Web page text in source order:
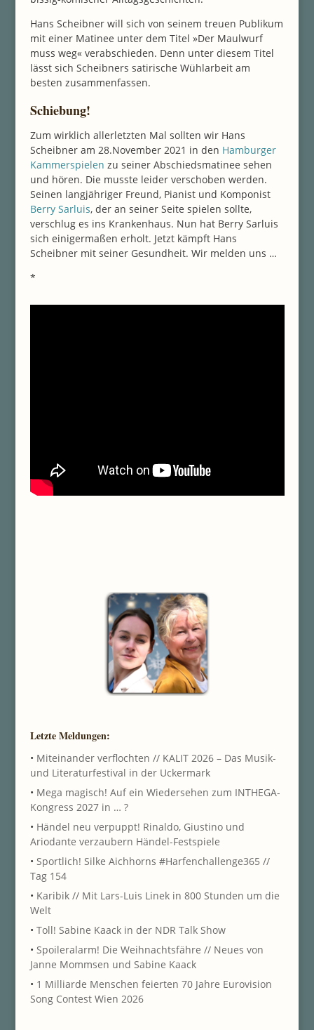
Hans Scheibner will sich von seinem treuen Publikum
mit einer Matinee unter dem Titel »Der Maulwurf
muss weg« verabschieden. Denn unter diesem Titel
lässt sich Scheibners satirische Wühlarbeit am
besten zusammenfassen.
Schiebung!
Zum wirklich allerletzten Mal sollten wir Hans
Scheibner am 28.November 2021 in den Hamburger
Kammerspielen zu seiner Abschiedsmatinee sehen
und hören. Die musste leider verschoben werden.
Seinen langjähriger Freund, Pianist und Komponist
Berry Sarluis, der an seiner Seite spielen sollte,
verschlug es ins Krankenhaus. Nun hat Berry Sarluis
sich einigermaßen erholt. Jetzt kämpft Hans
Scheibner mit seiner Gesundheit. Wir melden uns …
*
Letzte Meldungen:
• Miteinander verflochten // KALIT 2026 – Das Musik-
und Literaturfestival in der Uckermark
• Mega magisch! Auf ein Wiedersehen zum INTHEGA-
Kongress 2027 in … ?
• Händel neu verpuppt! Rinaldo, Giustino und
Ariodante verzaubern Händel-Festspiele
• Sportlich! Silke Aichhorns #Harfenchallenge365 //
Tag 154
• Karibik // Mit Lars-Luis Linek in 800 Stunden um die
Welt
• Toll! Sabine Kaack in der NDR Talk Show
• Spoileralarm! Die Weihnachtsfähre // Neues von
Janne Mommsen und Sabine Kaack
• 1 Milliarde Menschen feierten 70 Jahre Eurovision
Song Contest Wien 2026